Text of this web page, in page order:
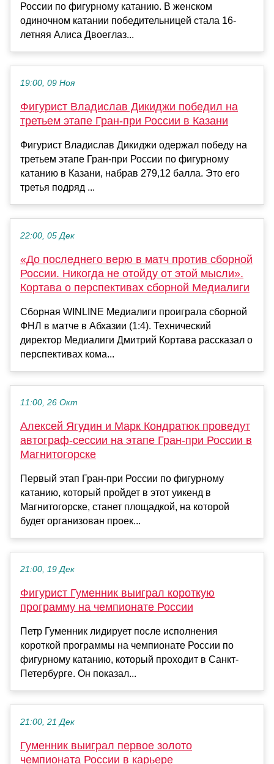
России по фигурному катанию. В женском
одиночном катании победительницей стала 16-
летняя Алиса Двоеглаз...
19:00, 09 Ноя
Фигурист Владислав Дикиджи победил на
третьем этапе Гран-при России в Казани
Фигурист Владислав Дикиджи одержал победу на
третьем этапе Гран-при России по фигурному
катанию в Казани, набрав 279,12 балла. Это его
третья подряд ...
22:00, 05 Дек
«До последнего верю в матч против сборной
России. Никогда не отойду от этой мысли».
Кортава о перспективах сборной Медиалиги
Сборная WINLINE Медиалиги проиграла сборной
ФНЛ в матче в Абхазии (1:4). Технический
директор Медиалиги Дмитрий Кортава рассказал о
перспективах кома...
11:00, 26 Окт
Алексей Ягудин и Марк Кондратюк проведут
автограф-сессии на этапе Гран-при России в
Магнитогорске
Первый этап Гран-при России по фигурному
катанию, который пройдет в этот уикенд в
Магнитогорске, станет площадкой, на которой
будет организован проек...
21:00, 19 Дек
Фигурист Гуменник выиграл короткую
программу на чемпионате России
Петр Гуменник лидирует после исполнения
короткой программы на чемпионате России по
фигурному катанию, который проходит в Санкт-
Петербурге. Он показал...
21:00, 21 Дек
Гуменник выиграл первое золото
чемпионата России в карьере